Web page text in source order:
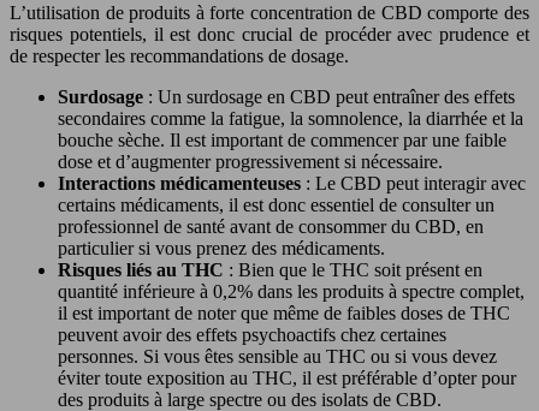
L’utilisation de produits à forte concentration de CBD comporte des
risques potentiels, il est donc crucial de procéder avec prudence et
de respecter les recommandations de dosage.
Surdosage : Un surdosage en CBD peut entraîner des effets
secondaires comme la fatigue, la somnolence, la diarrhée et la
bouche sèche. Il est important de commencer par une faible
dose et d’augmenter progressivement si nécessaire.
Interactions médicamenteuses : Le CBD peut interagir avec
certains médicaments, il est donc essentiel de consulter un
professionnel de santé avant de consommer du CBD, en
particulier si vous prenez des médicaments.
Risques liés au THC : Bien que le THC soit présent en
quantité inférieure à 0,2% dans les produits à spectre complet,
il est important de noter que même de faibles doses de THC
peuvent avoir des effets psychoactifs chez certaines
personnes. Si vous êtes sensible au THC ou si vous devez
éviter toute exposition au THC, il est préférable d’opter pour
des produits à large spectre ou des isolats de CBD.